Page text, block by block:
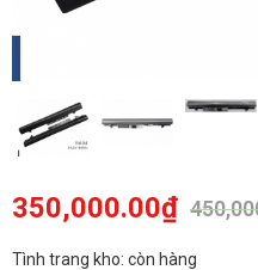
350,000.00₫
Tình trang kho: còn hàng